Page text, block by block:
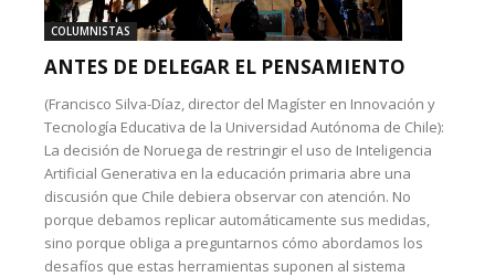
COLUMNISTAS
ANTES DE DELEGAR EL PENSAMIENTO
(Francisco Silva-Díaz, director del Magíster en Innovación y
Tecnología Educativa de la Universidad Autónoma de Chile):
La decisión de Noruega de restringir el uso de Inteligencia
Artificial Generativa en la educación primaria abre una
discusión que Chile debiera observar con atención. No
porque debamos replicar automáticamente sus medidas,
sino porque obliga a preguntarnos cómo abordamos los
desafíos que estas herramientas suponen al sistema